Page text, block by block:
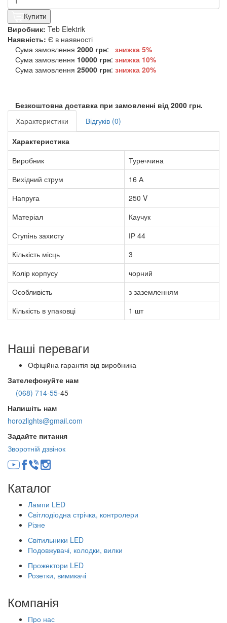
Купити
Виробник: Teb Elektrik
Наявність: Є в наявності
Сума замовлення 2000 грн:
знижка 5%
Сума замовлення 10000 грн: знижка 10%
Сума замовлення 25000 грн: знижка 20%
Безкоштовна доставка при замовленні від 2000 грн.
Характеристики
Відгуків (0)
Характеристика
Виробник
Туреччина
Вихідний струм
16 А
Напруга
250 V
Матеріал
Каучук
Ступінь захисту
ІР 44
Кількість місць
3
Колір корпусу
чорний
Особливість
з заземленням
Кількість в упаковці
1 шт
Наші переваги
Офіційна гарантія від виробника
Зателефонуйте нам
(068) 714-55-45
Напишіть нам
horozlights@gmail.com
Задайте питання
Зворотній дзвінок
Каталог
Лампи LED
Світлодіодна стрічка, контролери
Різне
Світильники LED
Подовжувачі, колодки, вилки
Прожектори LED
Розетки, вимикачі
Компанія
Про нас